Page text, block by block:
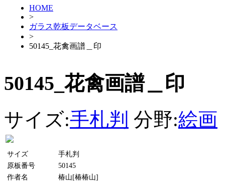
HOME
>
ガラス乾板データベース
>
50145_花禽画譜＿印
50145_花禽画譜＿印
サイズ:手札判 分野:絵画
サイズ
手札判
原板番号
50145
作者名
椿山[椿椿山]